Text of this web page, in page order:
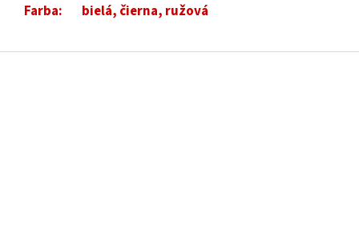
Farba: bielá, čierna, ružová